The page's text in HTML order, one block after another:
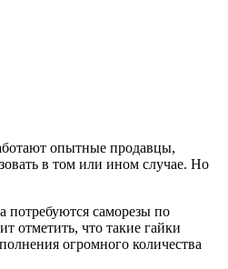
опытные продавцы,
в том или ином случае. Но
потребуются саморезы по
отметить, что такие гайки
огромного количества